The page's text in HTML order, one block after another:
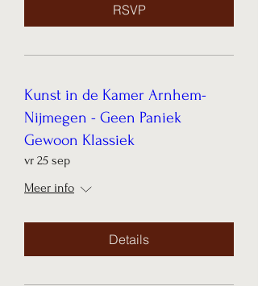
RSVP
Kunst in de Kamer Arnhem-
Nijmegen - Geen Paniek
Gewoon Klassiek
vr 25 sep
Meer info
Details